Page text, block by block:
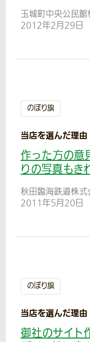
玉城町中央公民
2012年2月29日
のぼり旗
当店を選んだ理由
作った方の意
りの写真もき
秋田臨海鉄道株
2011年5月20日
のぼり旗
当店を選んだ理由
御社のサイト